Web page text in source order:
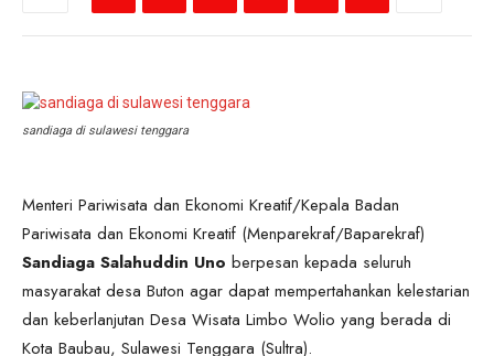
sandiaga di sulawesi tenggara
Menteri Pariwisata dan Ekonomi Kreatif/Kepala Badan
Pariwisata dan Ekonomi Kreatif (Menparekraf/Baparekraf)
Sandiaga Salahuddin Uno berpesan kepada seluruh
masyarakat desa Buton agar dapat mempertahankan kelestarian
dan keberlanjutan Desa Wisata Limbo Wolio yang berada di
Kota Baubau, Sulawesi Tenggara (Sultra).